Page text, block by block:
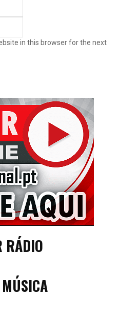
in this browser for the next
RÁDIO